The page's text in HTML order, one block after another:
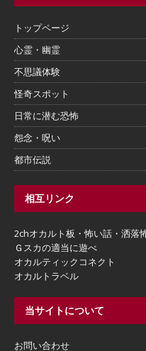
トップページ
心霊・幽霊
不思議体験
怪奇スポット
日常に潜む恐怖
怨念・呪い
都市伝説
相互リンク
2chオカルト板・怖い話・洒落
Ｇスカの適当に遊べ
オカルティックコネクト
オカルトラベル
当サイトについて
お問い合わせ